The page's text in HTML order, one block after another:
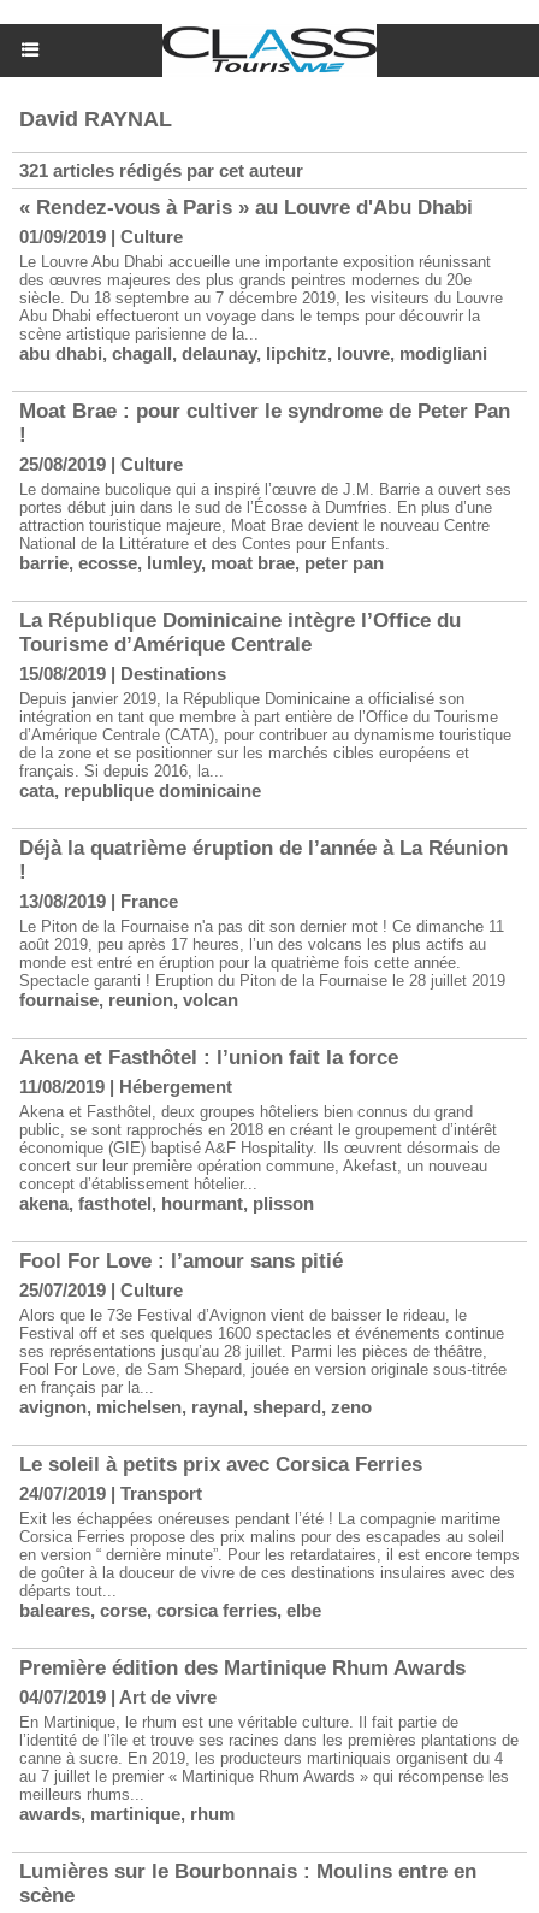
David RAYNAL
321 articles rédigés par cet auteur
« Rendez-vous à Paris » au Louvre d'Abu Dhabi
01/09/2019 | Culture
Le Louvre Abu Dhabi accueille une importante exposition réunissant
des œuvres majeures des plus grands peintres modernes du 20e
siècle. Du 18 septembre au 7 décembre 2019, les visiteurs du Louvre
Abu Dhabi effectueront un voyage dans le temps pour découvrir la
scène artistique parisienne de la...
abu dhabi, chagall, delaunay, lipchitz, louvre, modigliani
Moat Brae : pour cultiver le syndrome de Peter Pan
!
25/08/2019 | Culture
Le domaine bucolique qui a inspiré l’œuvre de J.M. Barrie a ouvert ses
portes début juin dans le sud de l’Écosse à Dumfries. En plus d’une
attraction touristique majeure, Moat Brae devient le nouveau Centre
National de la Littérature et des Contes pour Enfants.
barrie, ecosse, lumley, moat brae, peter pan
La République Dominicaine intègre l’Office du
Tourisme d’Amérique Centrale
15/08/2019 | Destinations
Depuis janvier 2019, la République Dominicaine a officialisé son
intégration en tant que membre à part entière de l’Office du Tourisme
d’Amérique Centrale (CATA), pour contribuer au dynamisme touristique
de la zone et se positionner sur les marchés cibles européens et
français. Si depuis 2016, la...
cata, republique dominicaine
Déjà la quatrième éruption de l’année à La Réunion
!
13/08/2019 | France
Le Piton de la Fournaise n'a pas dit son dernier mot ! Ce dimanche 11
août 2019, peu après 17 heures, l’un des volcans les plus actifs au
monde est entré en éruption pour la quatrième fois cette année.
Spectacle garanti ! Eruption du Piton de la Fournaise​ le 28 juillet 2019
fournaise, reunion, volcan
Akena et Fasthôtel : l’union fait la force
11/08/2019 | Hébergement
Akena et Fasthôtel, deux groupes hôteliers bien connus du grand
public, se sont rapprochés en 2018 en créant le groupement d’intérêt
économique (GIE) baptisé A&F Hospitality. Ils œuvrent désormais de
concert sur leur première opération commune, Akefast, un nouveau
concept d’établissement hôtelier...
akena, fasthotel, hourmant, plisson
Fool For Love : l’amour sans pitié
25/07/2019 | Culture
Alors que le 73e Festival d’Avignon vient de baisser le rideau, le
Festival off et ses quelques 1600 spectacles et événements continue
ses représentations jusqu’au 28 juillet. Parmi les pièces de théâtre,
Fool For Love, de Sam Shepard, jouée en version originale sous-titrée
en français par la...
avignon, michelsen, raynal, shepard, zeno
Le soleil à petits prix avec Corsica Ferries
24/07/2019 | Transport
Exit les échappées onéreuses pendant l’été ! La compagnie maritime
Corsica Ferries propose des prix malins pour des escapades au soleil
en version “ dernière minute”. Pour les retardataires, il est encore temps
de goûter à la douceur de vivre de ces destinations insulaires avec des
départs tout...
baleares, corse, corsica ferries, elbe
Première édition des Martinique Rhum Awards
04/07/2019 | Art de vivre
En Martinique, le rhum est une véritable culture. Il fait partie de
l’identité de l’île et trouve ses racines dans les premières plantations de
canne à sucre. En 2019, les producteurs martiniquais organisent du 4
au 7 juillet le premier « Martinique Rhum Awards » qui récompense les
meilleurs rhums...
awards, martinique, rhum
Lumières sur le Bourbonnais : Moulins entre en
scène